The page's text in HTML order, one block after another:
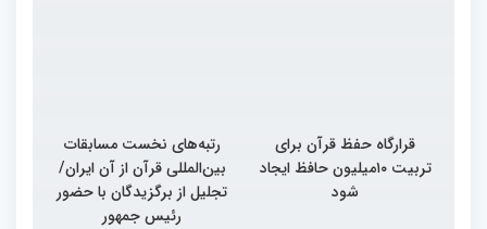
قرارگاه حفظ قرآن برای
تربیت ۱۰میلیون حافظ ایجاد
شود
رتبه‌های نخست مسابقات
بین‌المللی قرآن از آن ایران/
تجلیل از برگزیدگان با حضور
رئیس جمهور